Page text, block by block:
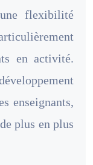
flexibilité
en activité.
enseignants,
plus en plus